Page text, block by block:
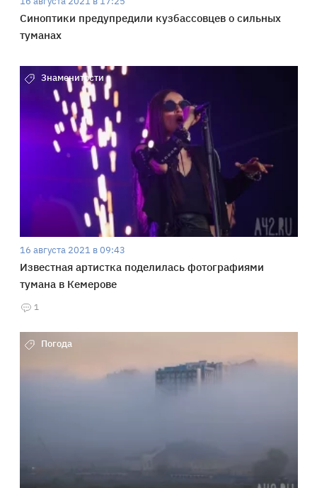
Синоптики предупредили кузбассовцев о сильных
туманах
Знаменитости
16 августа 2021 в 09:43
Известная артистка поделилась фотографиями
тумана в Кемерове
1
Погода